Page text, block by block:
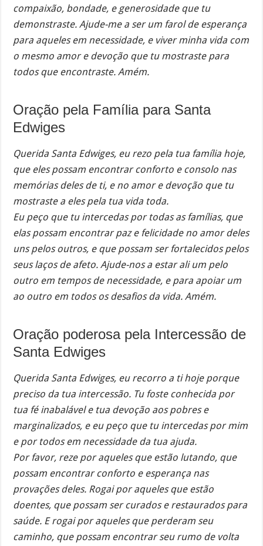
compaixão, bondade, e generosidade que tu
demonstraste. Ajude-me a ser um farol de esperança
para aqueles em necessidade, e viver minha vida com
o mesmo amor e devoção que tu mostraste para
todos que encontraste. Amém.
Oração pela Família para Santa
Edwiges
Querida Santa Edwiges, eu rezo pela tua família hoje,
que eles possam encontrar conforto e consolo nas
memórias deles de ti, e no amor e devoção que tu
mostraste a eles pela tua vida toda.
Eu peço que tu intercedas por todas as famílias, que
elas possam encontrar paz e felicidade no amor deles
uns pelos outros, e que possam ser fortalecidos pelos
seus laços de afeto. Ajude-nos a estar ali um pelo
outro em tempos de necessidade, e para apoiar um
ao outro em todos os desafios da vida. Amém.
Oração poderosa pela Intercessão de
Santa Edwiges
Querida Santa Edwiges, eu recorro a ti hoje porque
preciso da tua intercessão. Tu foste conhecida por
tua fé inabalável e tua devoção aos pobres e
marginalizados, e eu peço que tu intercedas por mim
e por todos em necessidade da tua ajuda.
Por favor, reze por aqueles que estão lutando, que
possam encontrar conforto e esperança nas
provações deles. Rogai por aqueles que estão
doentes, que possam ser curados e restaurados para
saúde. E rogai por aqueles que perderam seu
caminho, que possam encontrar seu rumo de volta